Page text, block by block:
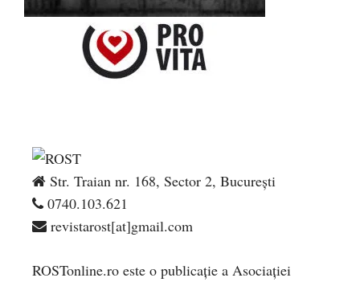
Str. Traian nr. 168, Sector 2, București
0740.103.621
revistarost[at]gmail.com
ROSTonline.ro este o publicaţie a Asociaţiei